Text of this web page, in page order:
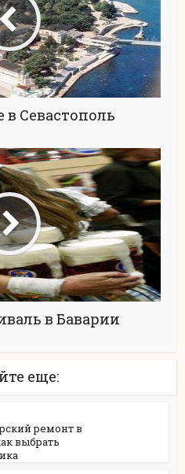
Севастополь
в Баварии
еще:
ремонт в
выбрать